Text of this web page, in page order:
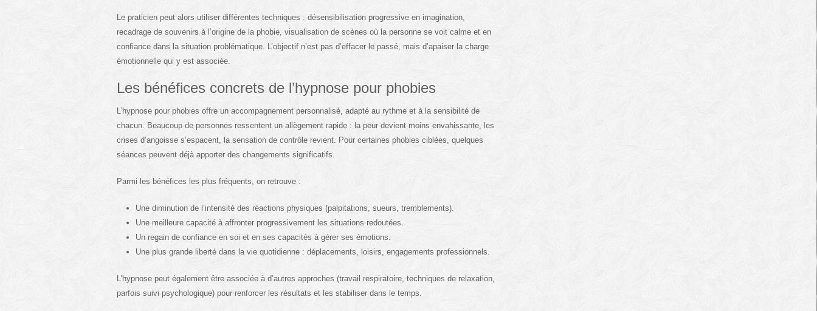
Le praticien peut alors utiliser différentes techniques : désensibilisation progressive en imagination,
recadrage de souvenirs à l’origine de la phobie, visualisation de scènes où la personne se voit calme et en
confiance dans la situation problématique. L’objectif n’est pas d’effacer le passé, mais d’apaiser la charge
émotionnelle qui y est associée.
Les bénéfices concrets de l’hypnose pour phobies
L’hypnose pour phobies offre un accompagnement personnalisé, adapté au rythme et à la sensibilité de
chacun. Beaucoup de personnes ressentent un allègement rapide : la peur devient moins envahissante, les
crises d’angoisse s’espacent, la sensation de contrôle revient. Pour certaines phobies ciblées, quelques
séances peuvent déjà apporter des changements significatifs.
Parmi les bénéfices les plus fréquents, on retrouve :
Une diminution de l’intensité des réactions physiques (palpitations, sueurs, tremblements).
Une meilleure capacité à affronter progressivement les situations redoutées.
Un regain de confiance en soi et en ses capacités à gérer ses émotions.
Une plus grande liberté dans la vie quotidienne : déplacements, loisirs, engagements professionnels.
L’hypnose peut également être associée à d’autres approches (travail respiratoire, techniques de relaxation,
parfois suivi psychologique) pour renforcer les résultats et les stabiliser dans le temps.